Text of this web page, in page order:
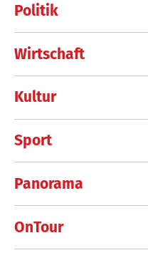
Politik
Wirtschaft
Kultur
Sport
Panorama
OnTour